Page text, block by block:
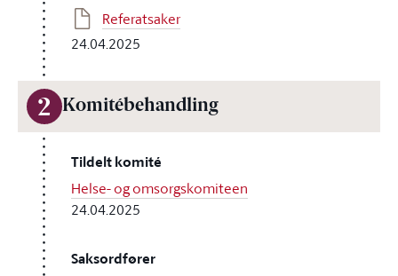
Referatsaker
24.04.2025
2 Komitébehandling
Tildelt komité
Helse- og omsorgskomiteen
24.04.2025
Saksordfører